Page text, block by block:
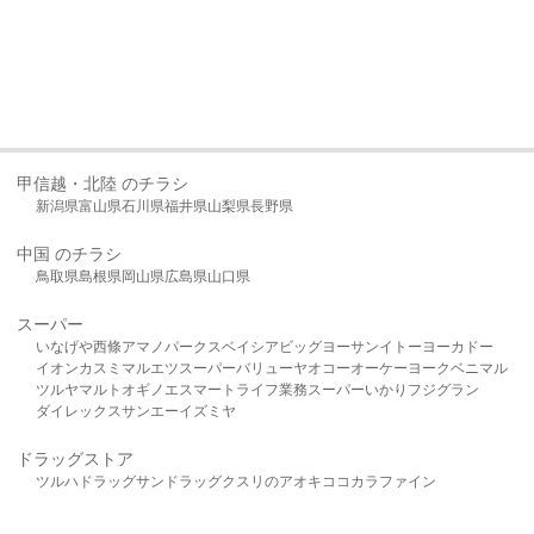
甲信越・北陸 のチラシ
新潟県富山県石川県福井県山梨県長野県
中国 のチラシ
鳥取県島根県岡山県広島県山口県
スーパー
いなげや西條アマノパークスベイシア ビッグヨーサンイトーヨーカドー
イオンカスミ マルエツスーパーバリューヤオコーオーケー ヨークベニマル
ツルヤマルト オギノ エスマート ライフ業務スーパーいかり フジグラン
ダイレックスサンエーイズミヤ
ドラッグストア
ツルハドラッグサンドラッグクスリのアオキ ココカラファイン